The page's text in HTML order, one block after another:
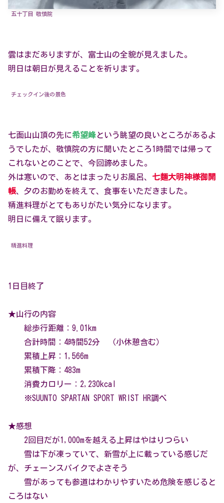
五十丁目 敬慎院
雲はまだありますが、富士山の全貌が見えました。
明日は朝日が見えることを祈ります。
チェックイン後の景色
七面山山頂の先に希望峰という眺望の良いところがあるよ
うでしたが、敬慎院の方に聞いたところ1時間では帰って
これないとのことで、今回諦めました。
外は寒いので、あとはまったりお風呂、 七麺大明神様御開
帳、夕のお勤めを終えて、食事をいただきました。
精進料理がとてもありがたい気分になります。
明日に備えて眠ります。
精進料理
1日目終了
★山行の内容
総歩行距離：9.01km
合計時間：4時間52分 （小休憩含む）
累積上昇：1,566m
累積下降：483m
消費カロリー：2,230kcal
※SUUNTO SPARTAN SPORT WRIST HR調べ
★感想
2回目だが1,000mを越える上昇はやはりつらい
雪は下が凍っていて、新雪が上に載っている感じだ
が、チェーンスパイクでよさそう
雪があっても参道はわかりやすいため危険を感じると
ころはない